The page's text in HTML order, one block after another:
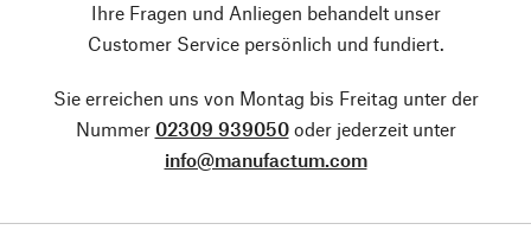
Ihre Fragen und Anliegen behandelt unser
Customer Service persönlich und fundiert.
Sie erreichen uns von Montag bis Freitag unter der
Nummer 02309 939050oder jederzeit unter
info@manufactum.com